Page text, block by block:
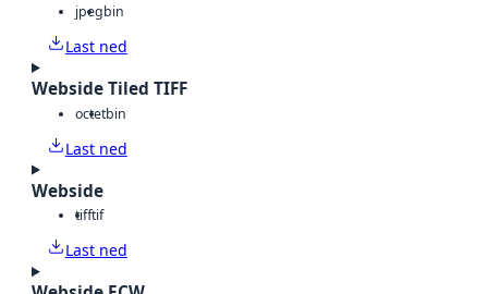
jpegbin
Last ned
Webside Tiled TIFF
octetbin
Last ned
Webside
tifftif
Last ned